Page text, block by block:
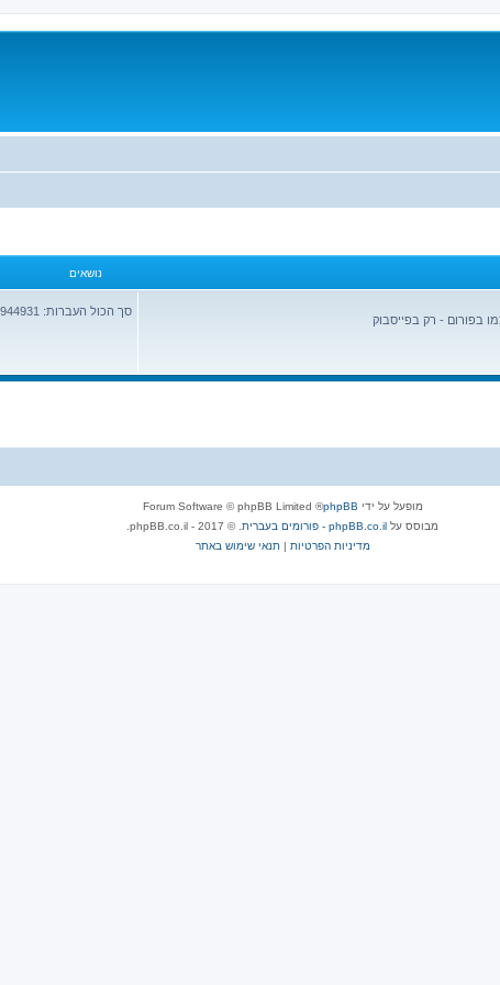
נושאים
בפורום - רק בפייסבוק
סך הכול העברות: 1944931
מופעל על ידי phpBB
® Forum Software © phpBB Limited
מבוסס על phpBB.co.il - פורומים בעברית
. © 2017 - phpBB.co.il.
מדיניות הפרטיות |תנאי שימוש באתר